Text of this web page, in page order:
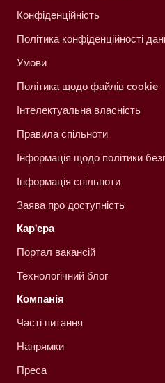
Конфіденційність
Політика конфіденційності
Умови
Політика щодо файлів cookie
Інтелектуальна власність
Правила спільноти
Інформація щодо політики
Інформація спільноти
Заява про доступність
Кар'єра
Портал вакансій
Технологічний блог
Компанія
Часті питання
Напрямки
Преса